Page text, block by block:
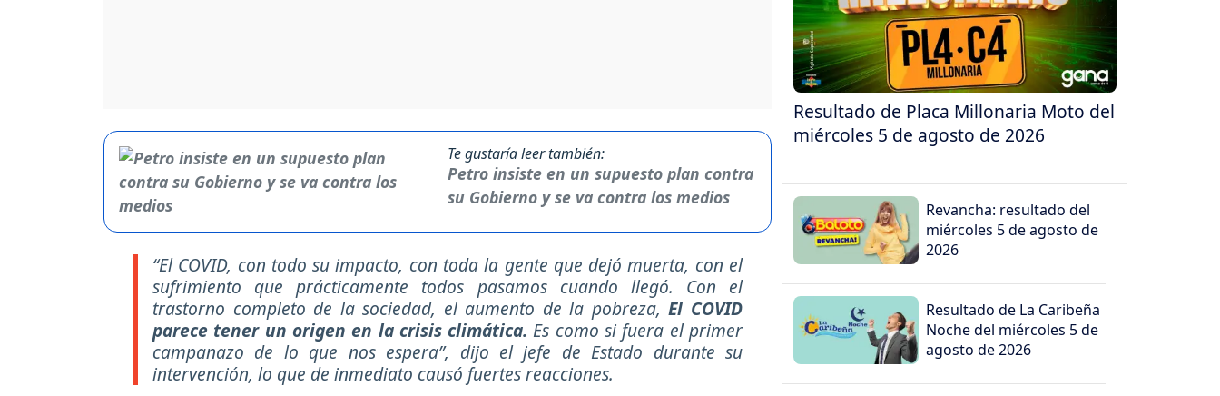
Te gustaría leer también:
Petro insiste en un supuesto plan contra
su Gobierno y se va contra los medios
“El COVID, con todo su impacto, con toda la gente que dejó muerta, con el
sufrimiento que prácticamente todos pasamos cuando llegó. Con el
trastorno completo de la sociedad, el aumento de la pobreza,El COVID
parece tener un origen en la crisis climática. Es como si fuera el primer
campanazo de lo que nos espera”, dijo el jefe de Estado durante su
intervención, lo que de inmediato causó fuertes reacciones.
Resultado de Placa Millonaria Moto del
miércoles 5 de agosto de 2026
Revancha: resultado del
miércoles 5 de agosto de
2026
Resultado de La Caribeña
Noche del miércoles 5 de
agosto de 2026